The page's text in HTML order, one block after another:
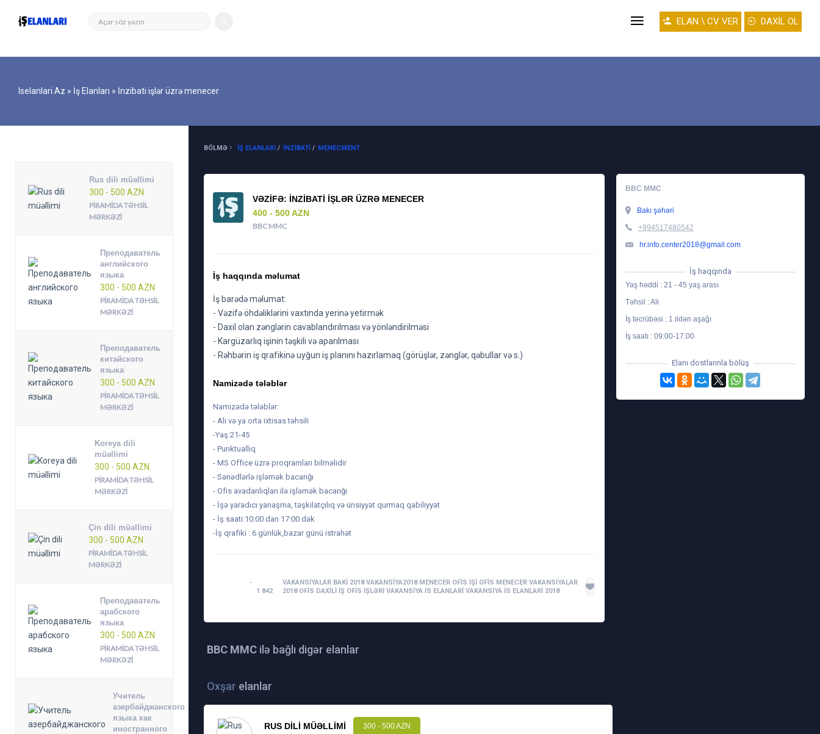
ELAN \ CV VER DAXİL OL
Iselanlari.az » İş Elanları » İnzibati işlər üzrə menecer
Rus dili müəllimi
300 - 500 AZN
PIRAMIDA TƏHSIL
MƏRKƏZI
Преподаватель
английского
языка
300 - 500 AZN
PIRAMIDA TƏHSIL
MƏRKƏZI
Преподаватель
китайского
языка
300 - 500 AZN
PIRAMIDA TƏHSIL
MƏRKƏZI
Koreya dili
müəllimi
300 - 500 AZN
PIRAMIDA TƏHSIL
MƏRKƏZI
Çin dili müəllimi
300 - 500 AZN
PIRAMIDA TƏHSIL
MƏRKƏZI
Преподаватель
арабского
языка
300 - 500 AZN
PIRAMIDA TƏHSIL
MƏRKƏZI
Учитель
азербайджанского
языка как
иностранного
BÖLMƏ İŞ ELANLARI / İNZIBATI / MENECMENT
VƏZIFƏ: İNZIBATI IŞLƏR ÜZRƏ MENECER
400 - 500 AZN
BBC MMC
İş haqqında məlumat
İş barədə məlumat:
- Vəzifə öhdəliklərini vaxtında yerinə yetirmək
- Daxil olan zənglərin cavablandırılması və yönləndirilməsi
- Kargüzarlıq işinin təşkili və aparılması
- Rəhbərin iş qrafikinə uyğun iş planını hazırlamaq (görüşlər, zənglər, qəbullar və s.)
Namizədə tələblər
Namizədə tələblər:
- Ali və ya orta ixtisas təhsili
-Yaş:21-45
- Punktuallıq
- MS Office üzrə proqramları bilməlidir
- Sənədlərlə işləmək bacarığı
- Ofis avadanlıqları ilə işləmək bacarığı
- İşə yaradıcı yanaşma, təşkilatçılıq və ünsiyyət qurmaq qabiliyyət
- İş saati:10:00 dan 17:00 dək
-İş qrafiki : 6 günlük,bazar günü istrahət
BAXILIB:
1 842
VAKANSIYALAR BAKI 2018 VAKANSIYA2018 MENECER OFIS IŞI OFIS MENECER VAKANSIYALAR
2018 OFIS DAXILI IŞ OFIS IŞLƏRI VAKANSIYA IS ELANLARI VAKANSIYA IS ELANLARI 2018
BBC MMC
Bakı şəhəri
+994517480542
hr.info.center2018@gmail.com
İş haqqında
Yaş həddi : 21 - 45 yaş arası
Təhsil : Ali
İş təcrübəsi : 1 ildən aşağı
İş saatı : 09:00-17:00
Elanı dostlarınla bölüş
BBC MMC ilə bağlı digər elanlar
Oxşar elanlar
RUS DILI MÜƏLLIMI 300 - 500 AZN